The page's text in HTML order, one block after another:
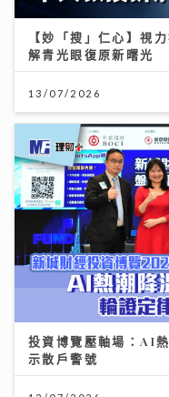
【妙「搜」仁心】視
解青光眼復原新曙光
13/07/2026
投資博覽壓軸場：AI
示散戶警號